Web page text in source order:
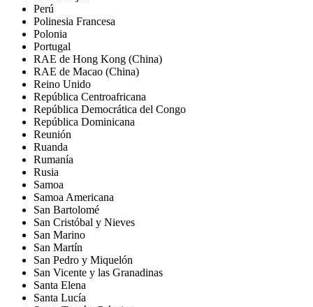
Perú
Polinesia Francesa
Polonia
Portugal
RAE de Hong Kong (China)
RAE de Macao (China)
Reino Unido
República Centroafricana
República Democrática del Congo
República Dominicana
Reunión
Ruanda
Rumanía
Rusia
Samoa
Samoa Americana
San Bartolomé
San Cristóbal y Nieves
San Marino
San Martín
San Pedro y Miquelón
San Vicente y las Granadinas
Santa Elena
Santa Lucía